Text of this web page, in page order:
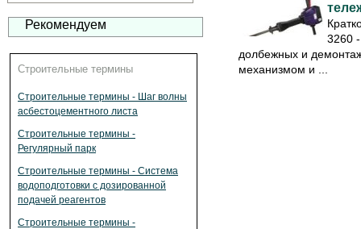
Рекомендуем
Строительные термины
Строительные термины - Шаг волны
асбестоцементного листа
Строительные термины -
Регулярный парк
Строительные термины - Система
водоподготовки с дозированной
подачей реагентов
Строительные термины -
3260
долбежных и
механизмом и ...